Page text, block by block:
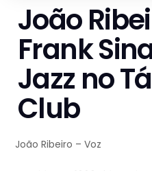
João
Frank
Jazz no
Club
João Ribeiro – Voz